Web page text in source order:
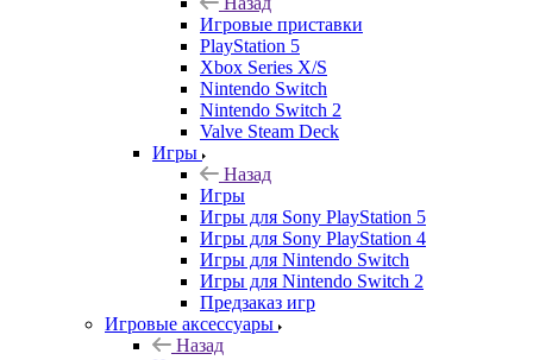
Игровые приставки
PlayStation 5
Xbox Series X/S
Nintendo Switch
Nintendo Switch 2
Valve Steam Deck
Игры
Назад
Игры
Игры для Sony PlayStation 5
Игры для Sony PlayStation 4
Игры для Nintendo Switch
Игры для Nintendo Switch 2
Предзаказ игр
Игровые аксессуары
Назад